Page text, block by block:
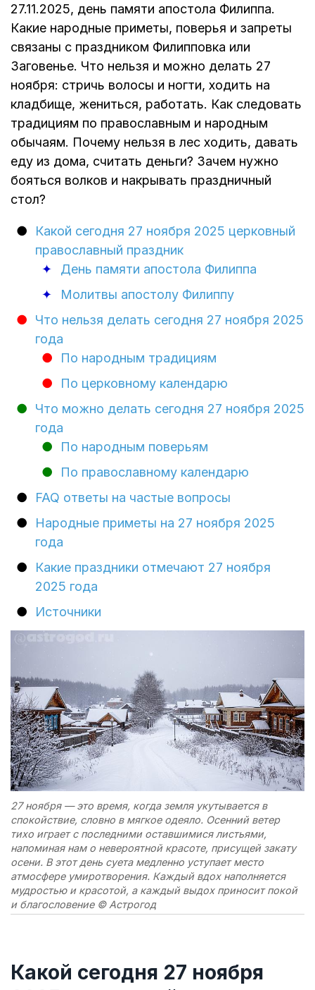
27.11.2025, день памяти апостола Филиппа.
Какие народные приметы, поверья и запреты
связаны с праздником Филипповка или
Заговенье. Что нельзя и можно делать 27
ноября: стричь волосы и ногти, ходить на
кладбище, жениться, работать. Как следовать
традициям по православным и народным
обычаям. Почему нельзя в лес ходить, давать
еду из дома, считать деньги? Зачем нужно
бояться волков и накрывать праздничный
стол?
Какой сегодня 27 ноября 2025 церковный
православный праздник
День памяти апостола Филиппа
Молитвы апостолу Филиппу
Что нельзя делать сегодня 27 ноября 2025
года
По народным традициям
По церковному календарю
Что можно делать сегодня 27 ноября 2025
года
По народным поверьям
По православному календарю
FAQ ответы на частые вопросы
Народные приметы на 27 ноября 2025
года
Какие праздники отмечают 27 ноября
2025 года
Источники
27 ноября — это время, когда земля укутывается в
спокойствие, словно в мягкое одеяло. Осенний ветер
тихо играет с последними оставшимися листьями,
напоминая нам о невероятной красоте, присущей закату
осени. В этот день суета медленно уступает место
атмосфере умиротворения. Каждый вдох наполняется
мудростью и красотой, а каждый выдох приносит покой
и благословение © Астрогод
Какой сегодня 27 ноября